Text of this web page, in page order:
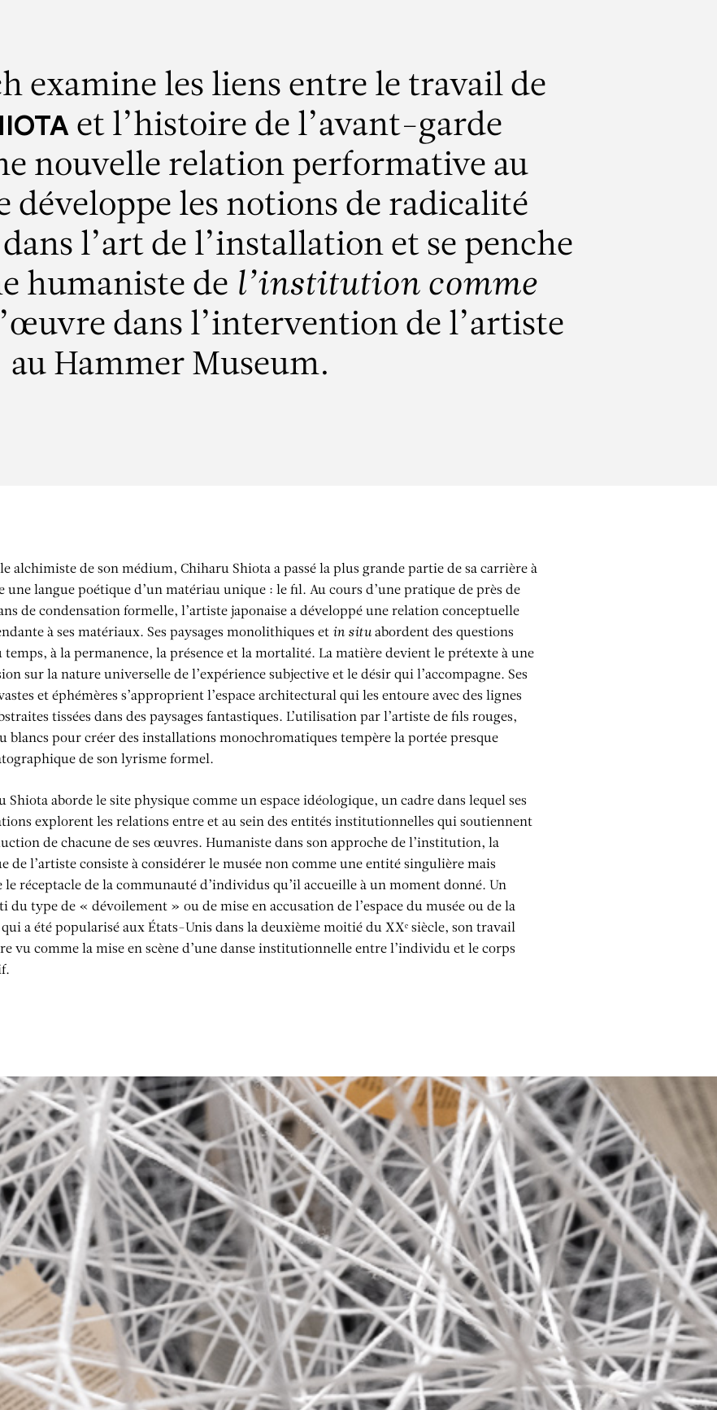
examine les liens entre le travail de
et l’histoire de l’avant-garde
nouvelle relation performative au
développe les notions de radicalité
l’art de l’installation et se penche
humaniste de l’institution comme
dans l’intervention de l’artiste
au Hammer Museum.
alchimiste de son médium, Chiharu Shiota a passé la plus grande partie de sa carrière à
une langue poétique d’un matériau unique : le fil. Au cours d’une pratique de près de
de condensation formelle, l’artiste japonaise a développé une relation conceptuelle
à ses matériaux. Ses paysages monolithiques et in situabordent des questions
temps, à la permanence, la présence et la mortalité. La matière devient le prétexte à une
sur la nature universelle de l’expérience subjective et le désir qui l’accompagne. Ses
et éphémères s’approprient l’espace architectural qui les entoure avec des lignes
tissées dans des paysages fantastiques. L’utilisation par l’artiste de fils rouges,
blancs pour créer des installations monochromatiques tempère la portée presque
de son lyrisme formel.
Shiota aborde le site physique comme un espace idéologique, un cadre dans lequel ses
explorent les relations entre et au sein des entités institutionnelles qui soutiennent
de chacune de ses œuvres. Humaniste dans son approche de l’institution, la
de l’artiste consiste à considérer le musée non comme une entité singulière mais
le réceptacle de la communauté d’individus qu’il accueille à un moment donné. Un
du type de « dévoilement » ou de mise en accusation de l’espace du musée ou de la
a été popularisé aux États-Unis dans la deuxième moitié du XXᵉ siècle, son travail
vu comme la mise en scène d’une danse institutionnelle entre l’individu et le corps